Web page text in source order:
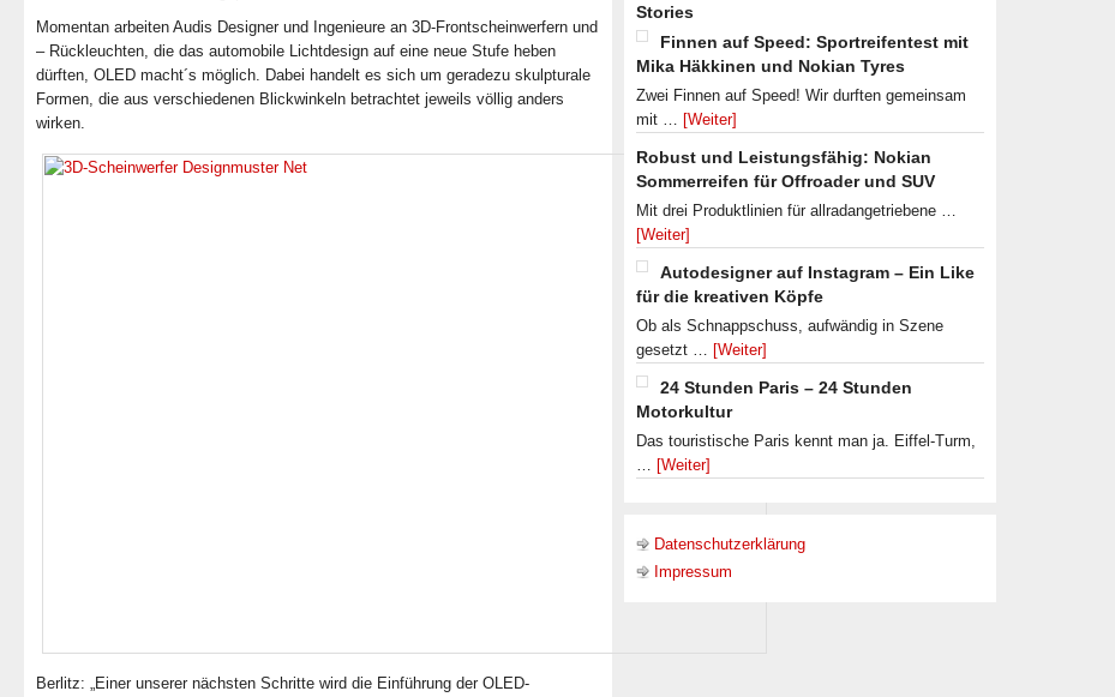
Momentan arbeiten Audis Designer und Ingenieure an 3D-Frontscheinwerfern und
– Rückleuchten, die das automobile Lichtdesign auf eine neue Stufe heben
dürften, OLED macht´s möglich. Dabei handelt es sich um geradezu skulpturale
Formen, die aus verschiedenen Blickwinkeln betrachtet jeweils völlig anders
wirken.
Berlitz: „Einer unserer nächsten Schritte wird die Einführung der OLED-
Stories
Finnen auf Speed: Sportreifentest mit
Mika Häkkinen und Nokian Tyres
Zwei Finnen auf Speed! Wir durften gemeinsam
mit … [Weiter]
Robust und Leistungsfähig: Nokian
Sommerreifen für Offroader und SUV
Mit drei Produktlinien für allradangetriebene …
[Weiter]
Autodesigner auf Instagram – Ein Like
für die kreativen Köpfe
Ob als Schnappschuss, aufwändig in Szene
gesetzt … [Weiter]
24 Stunden Paris – 24 Stunden
Motorkultur
Das touristische Paris kennt man ja. Eiffel-Turm,
… [Weiter]
Datenschutzerklärung
Impressum